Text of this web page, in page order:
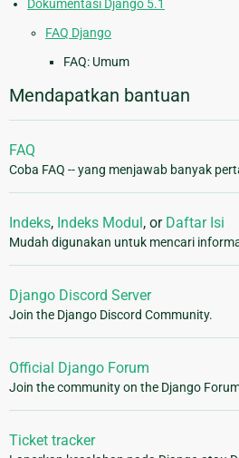
Dokumentasi Django 5.1
FAQ Django
FAQ: Umum
Mendapatkan bantuan
FAQ
Coba FAQ -- yang menjawab banyak
Indeks, Indeks Modul, or Daftar Isi
Mudah digunakan untuk mencari
Django Discord Server
Join the Django Discord Community.
Official Django Forum
Join the community on the Django
Ticket tracker